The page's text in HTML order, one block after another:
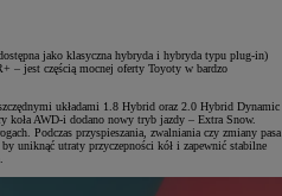
jako klasyczna hybryda i hybryda typu plug-in)
– jest częścią mocnej oferty Toyoty w bardzo
układami 1.8 Hybrid oraz 2.0 Hybrid Dynamic
koła AWD-i dodano nowy tryb jazdy – Extra Snow.
Podczas przyspieszania, zwalniania czy zmiany pasa
uniknąć utraty przyczepności kół i zapewnić stabilne